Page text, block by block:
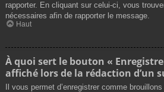
rapporter. En cliquant sur celui-ci, vous
nécessaires afin de rapporter le message.
Haut
À quoi sert le bouton «
affiché lors de la rédaction d’un
Il vous permet d’enregistrer comme